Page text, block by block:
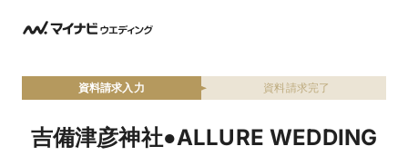
資料請求入力 資料請求完了
吉備津彦神社●ALLURE WEDDING